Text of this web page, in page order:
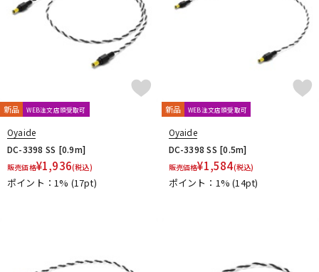
キーボード
DJ機器 DTM
新品 WEB注文店頭受取可
Oyaide
DC-3398 SS [0.9m]
販売価格¥1,936(税込)
ポイント：1% (17pt)
新品 WEB注文店頭受取可
Oyaide
DC-3398 SS [0.5m]
販売価格¥1,584(税込)
ポイント：1%(14pt)